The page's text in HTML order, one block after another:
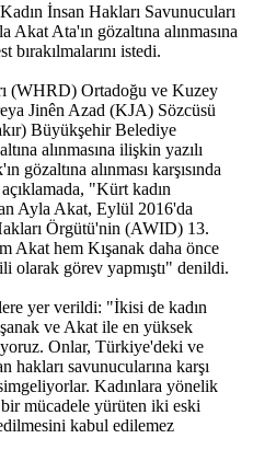
İnsan Hakları Savunucuları
Ata'ın gözaltına alınmasına
bırakılmalarını istedi.
(WHRD) Ortadoğu ve Kuzey
Jinên Azad (KJA) Sözcüsü
Büyükşehir Belediye
alınmasına ilişkin yazılı
gözaltına alınması karşısında
"Kürt kadın
Ayla Akat, Eylül 2016'da
Örgütü'nin (AWID) 13.
Akat hem Kışanak daha önce
olarak görev yapmıştı" denildi.
yer verildi: "İkisi de kadın
ve Akat ile en yüksek
Onlar, Türkiye'deki ve
hakları savunucularına karşı
Kadınlara yönelik
bir mücadele yürüten iki eski
kabul edilemez